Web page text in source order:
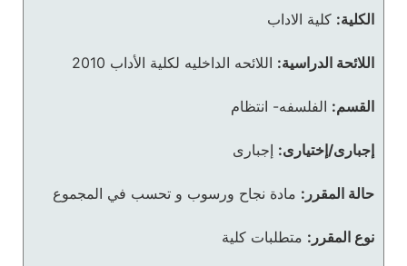
الكلية: كلية الاداب
اللائحة الدراسية: اللائحه الداخليه لكلية الأداب 2010
القسم: الفلسفه- انتظام
إجبارى/إختيارى: إجبارى
حالة المقرر: مادة نجاح ورسوب و تحسب في المجموع
نوع المقرر: متطلبات كلية